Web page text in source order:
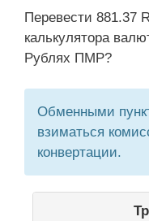
Перевести 881.37
калькулятора
Рублях ПМР?
Обменными
взиматься
конвертации.